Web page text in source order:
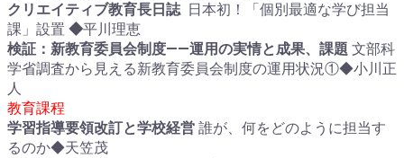
クリエイティブ教育長日誌 日本初！「個別最適な学び担当
課」設置 ◆平川理恵
検証：新教育委員会制度――運用の実情と成果、課題 文部科
学省調査から見える新教育委員会制度の運用状況①◆小川正
人
教育課程
学習指導要領改訂と学校経営 誰が、何をどのように担当す
るのか◆天笠茂